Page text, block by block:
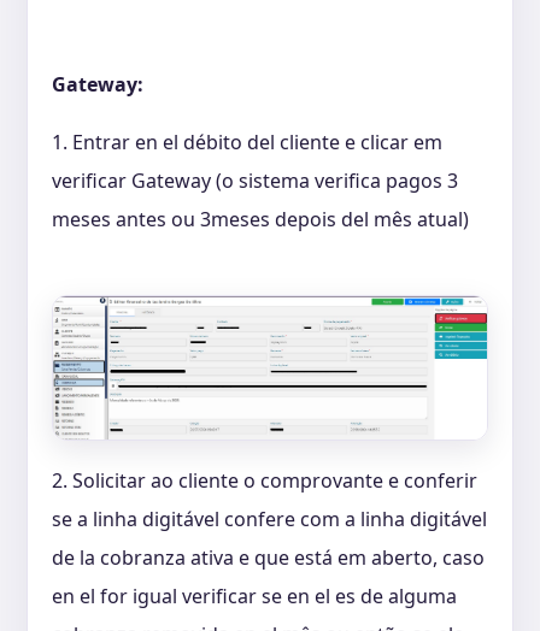
Gateway:
1. Entrar en el débito del cliente e clicar em
verificar Gateway (o sistema verifica pagos 3
meses antes ou 3meses depois del mês atual)
2. Solicitar ao cliente o comprovante e conferir
se a linha digitável confere com a linha digitável
de la cobranza ativa e que está em aberto, caso
en el for igual verificar se en el es de alguma